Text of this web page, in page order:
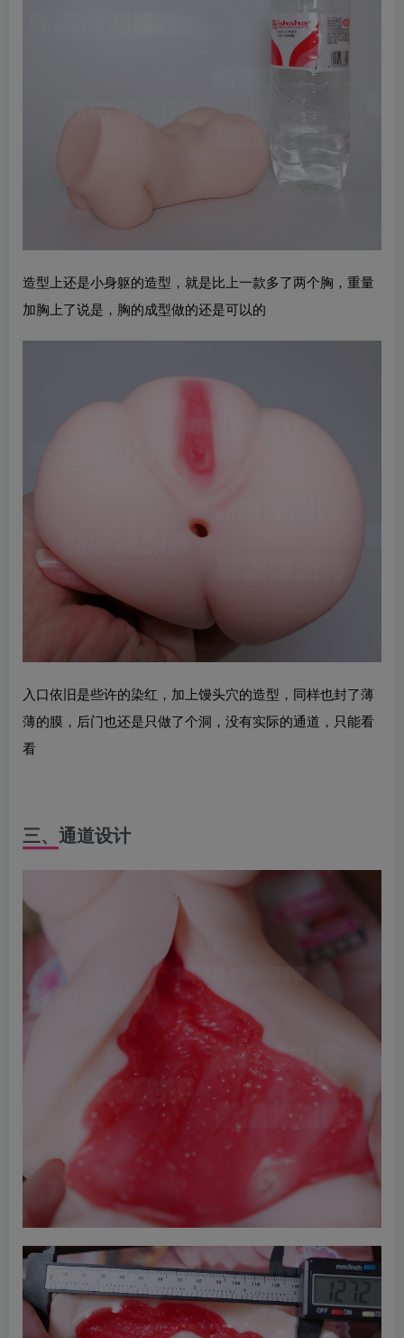
造型上还是小身躯的造型，就是比上一款多了两个胸，重量
加胸上了说是，胸的成型做的还是可以的
入口依旧是些许的染红，加上馒头穴的造型，同样也封了薄
薄的膜，后门也还是只做了个洞，没有实际的通道，只能看
看
三、通道设计